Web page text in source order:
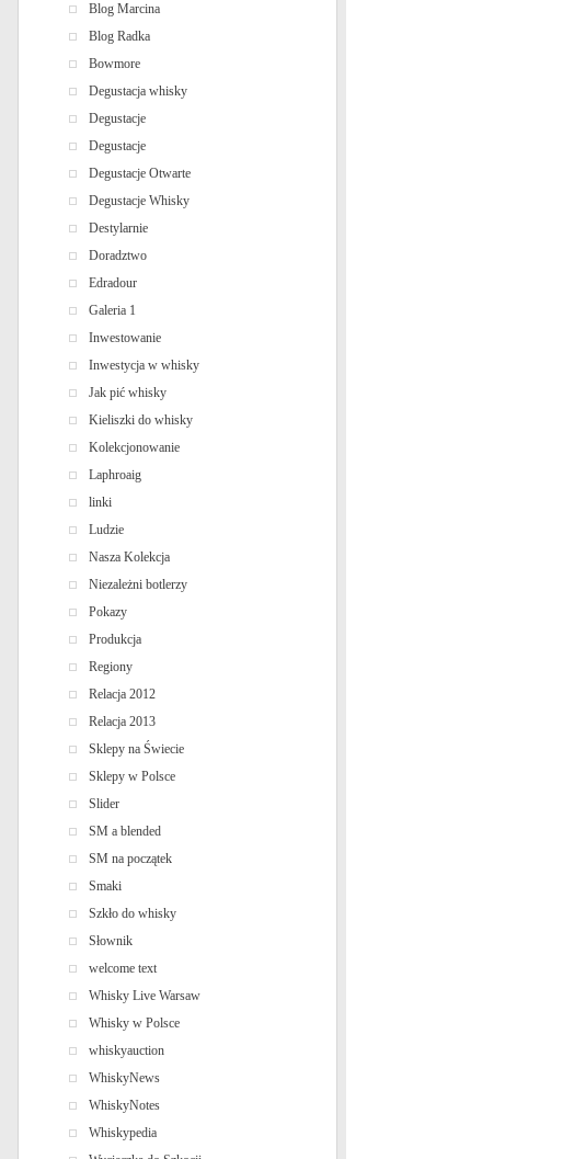
Blog Marcina
Blog Radka
Bowmore
Degustacja whisky
Degustacje
Degustacje
Degustacje Otwarte
Degustacje Whisky
Destylarnie
Doradztwo
Edradour
Galeria 1
Inwestowanie
Inwestycja w whisky
Jak pić whisky
Kieliszki do whisky
Kolekcjonowanie
Laphroaig
linki
Ludzie
Nasza Kolekcja
Niezależni botlerzy
Pokazy
Produkcja
Regiony
Relacja 2012
Relacja 2013
Sklepy na Świecie
Sklepy w Polsce
Slider
SM a blended
SM na początek
Smaki
Szkło do whisky
Słownik
welcome text
Whisky Live Warsaw
Whisky w Polsce
whiskyauction
WhiskyNews
WhiskyNotes
Whiskypedia